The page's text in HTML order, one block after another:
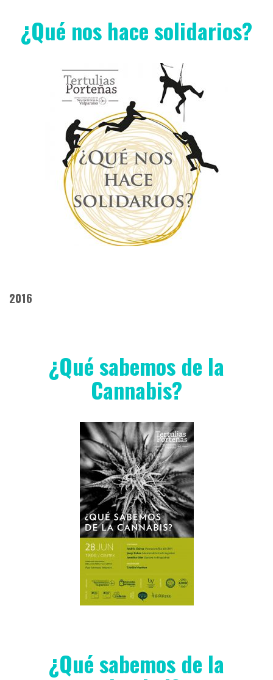
¿Qué nos hace solidarios?
2016
¿Qué sabemos de la
Cannabis?
¿Qué sabemos de la